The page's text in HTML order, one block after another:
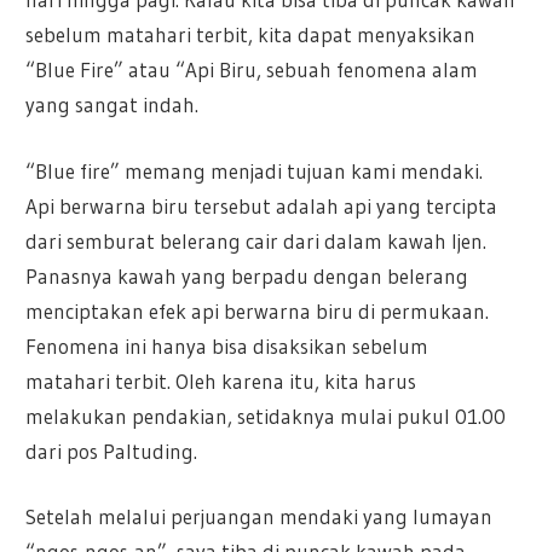
sebelum matahari terbit, kita dapat menyaksikan
“Blue Fire” atau “Api Biru, sebuah fenomena alam
yang sangat indah.
“Blue fire” memang menjadi tujuan kami mendaki.
Api berwarna biru tersebut adalah api yang tercipta
dari semburat belerang cair dari dalam kawah Ijen.
Panasnya kawah yang berpadu dengan belerang
menciptakan efek api berwarna biru di permukaan.
Fenomena ini hanya bisa disaksikan sebelum
matahari terbit. Oleh karena itu, kita harus
melakukan pendakian, setidaknya mulai pukul 01.00
dari pos Paltuding.
Setelah melalui perjuangan mendaki yang lumayan